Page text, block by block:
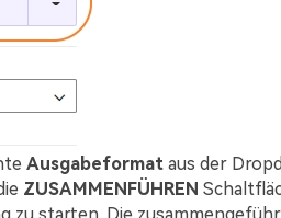
Ausgabeformat aus der
ZUSAMMENFÜHREN
zu starten. Die